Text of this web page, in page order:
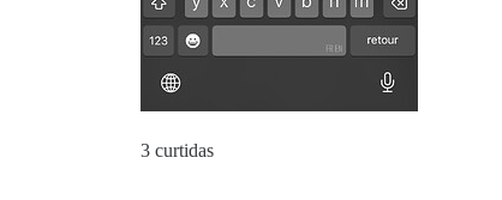
3 curtidas